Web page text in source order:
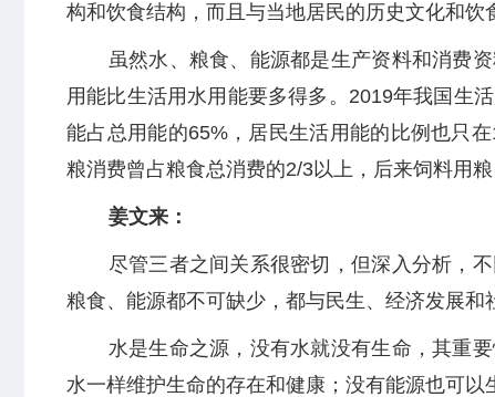
构和饮食结构，而且与当地居民的历史文化和饮
虽然水、粮食、能源都是生产资料和消费
用能比生活用水用能要多得多。2019年我国生
能占总用能的65%，居民生活用能的比例也只
粮消费曾占粮食总消费的2/3以上，后来饲料用
姜文来：
尽管三者之间关系很密切，但深入分析，
粮食、能源都不可缺少，都与民生、经济发展
水是生命之源，没有水就没有生命，其重
水一样维护生命的存在和健康；没有能源也可以